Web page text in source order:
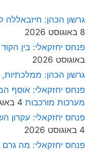
גרשון הכהן: חיזבאללה
8 באוגוסט 2026
פנחס יחזקאלי: בין
באוגוסט 2026
גרשון הכהן:
פנחס יחזקאלי: אוסף
מערכות מורכבות 4 באוגוסט 2026
פנחס יחזקאלי: עקרון
4 באוגוסט 2026
פנחס יחזקאלי: מה גרם